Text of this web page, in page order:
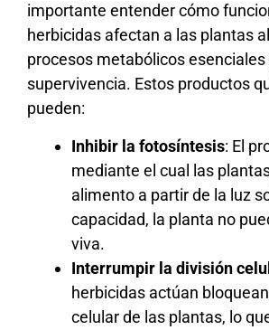
importante entender cómo
herbicidas afectan a las plantas
procesos metabólicos esenciales
supervivencia. Estos productos
pueden:
Inhibir la fotosíntesis: El
mediante el cual las
alimento a partir de la luz
capacidad, la planta no
viva.
Interrumpir la división
herbicidas actúan
celular de las plantas, lo